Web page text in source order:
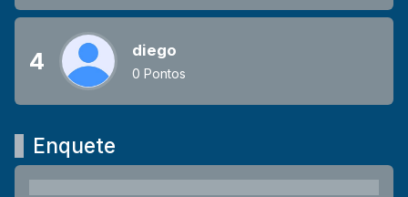
4 diego
0 Pontos
Enquete